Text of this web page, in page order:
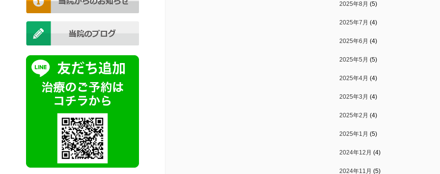
2025年8月 (5)
2025年7月 (4)
2025年6月 (4)
2025年5月 (5)
2025年4月 (4)
2025年3月 (4)
2025年2月 (4)
2025年1月 (5)
2024年12月 (4)
2024年11月 (5)